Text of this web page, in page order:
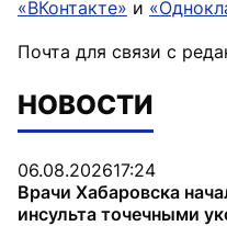
«ВКонтакте» и
Почта для связи с
НОВОСТИ
06.08.202617:24
Врачи Хабаровска
инсульта точечными